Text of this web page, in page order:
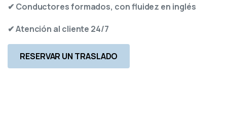
✔ Conductores formados, con fluidez en inglés
✔ Atención al cliente 24/7
RESERVAR UN TRASLADO